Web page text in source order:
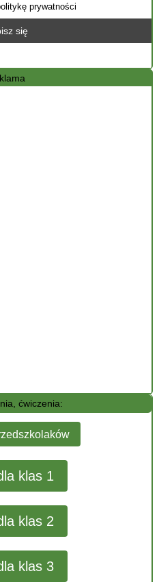
prywatności
ćwiczenia:
klas 1
klas 2
klas 3